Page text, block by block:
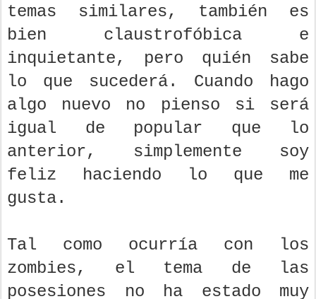
temas similares, también es
bien claustrofóbica e
inquietante, pero quién sabe
lo que sucederá. Cuando hago
algo nuevo no pienso si será
igual de popular que lo
anterior, simplemente soy
feliz haciendo lo que me
gusta.
Tal como ocurría con los
zombies, el tema de las
posesiones no ha estado muy